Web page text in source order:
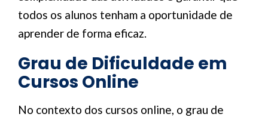
todos os alunos tenham a oportunidade de
aprender de forma eficaz.
Grau de Dificuldade em
Cursos Online
No contexto dos cursos online, o grau de